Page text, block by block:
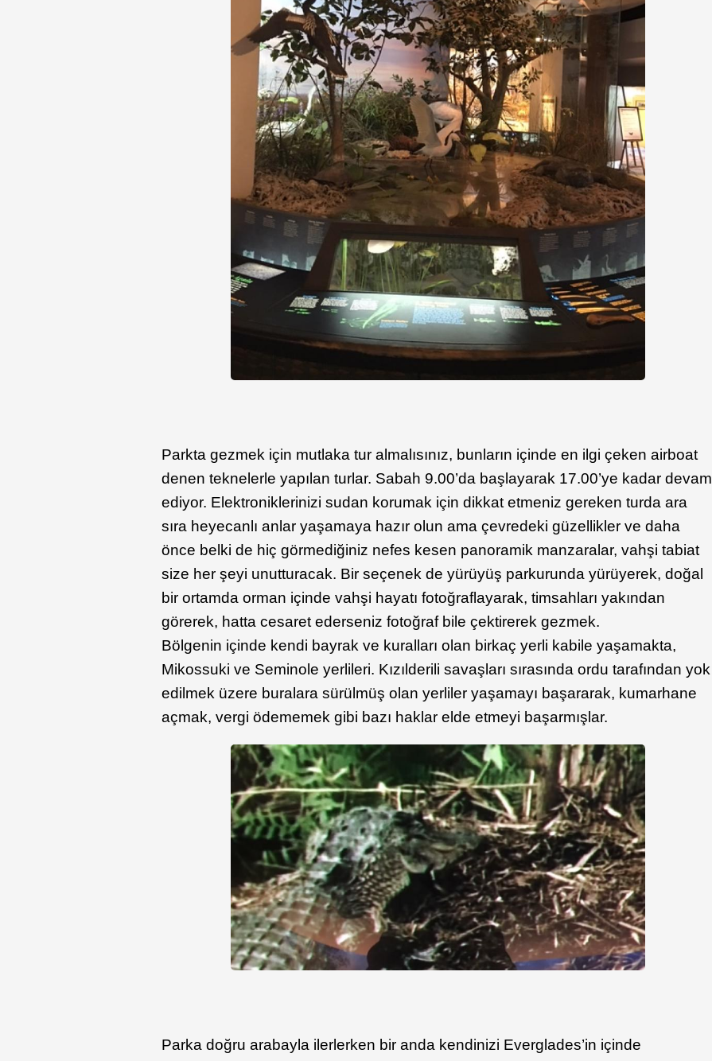
Parkta gezmek için mutlaka tur almalısınız, bunların içinde en ilgi çeken airboat
denen teknelerle yapılan turlar. Sabah 9.00’da başlayarak 17.00’ye kadar devam
ediyor. Elektroniklerinizi sudan korumak için dikkat etmeniz gereken turda ara
sıra heyecanlı anlar yaşamaya hazır olun ama çevredeki güzellikler ve daha
önce belki de hiç görmediğiniz nefes kesen panoramik manzaralar, vahşi tabiat
size her şeyi unutturacak. Bir seçenek de yürüyüş parkurunda yürüyerek, doğal
bir ortamda orman içinde vahşi hayatı fotoğraflayarak, timsahları yakından
görerek, hatta cesaret ederseniz fotoğraf bile çektirerek gezmek.
Bölgenin içinde kendi bayrak ve kuralları olan birkaç yerli kabile yaşamakta,
Mikossuki ve Seminole yerlileri. Kızılderili savaşları sırasında ordu tarafından yok
edilmek üzere buralara sürülmüş olan yerliler yaşamayı başararak, kumarhane
açmak, vergi ödememek gibi bazı haklar elde etmeyi başarmışlar.
Parka doğru arabayla ilerlerken bir anda kendinizi Everglades’in içinde